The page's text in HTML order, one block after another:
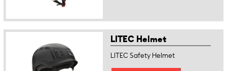
LITEC Helmet
LITEC Safety Helmet